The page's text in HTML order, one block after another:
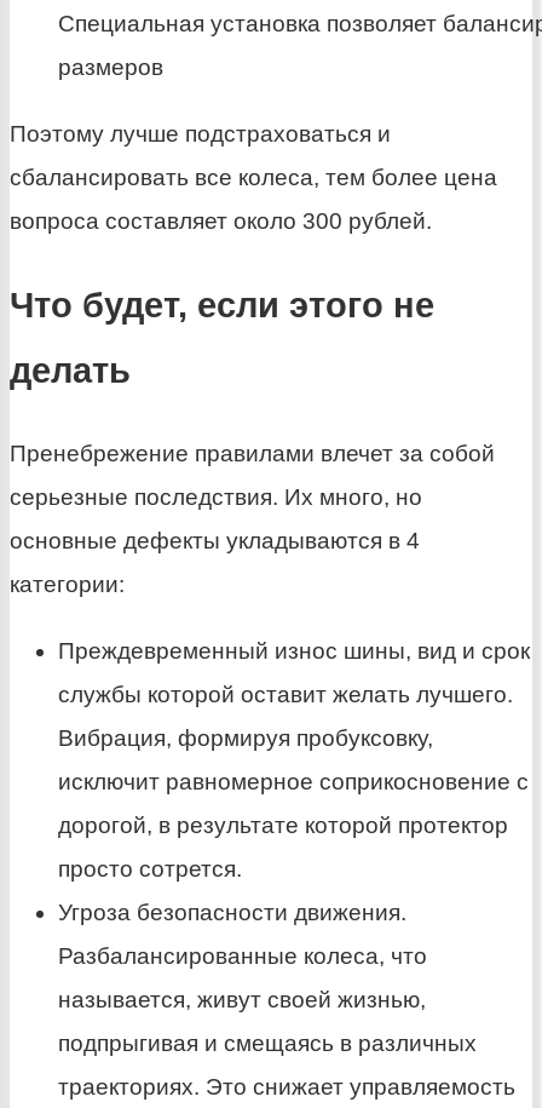
Специальная установка позволяет
размеров
Поэтому лучше подстраховаться и
сбалансировать все колеса, тем более цена
вопроса составляет около 300 рублей.
Что будет, если этого не
делать
Пренебрежение правилами влечет за собой
серьезные последствия. Их много, но
основные дефекты укладываются в 4
категории:
Преждевременный износ шины, вид и срок
службы которой оставит желать лучшего.
Вибрация, формируя пробуксовку,
исключит равномерное соприкосновение с
дорогой, в результате которой протектор
просто сотрется.
Угроза безопасности движения.
Разбалансированные колеса, что
называется, живут своей жизнью,
подпрыгивая и смещаясь в различных
траекториях. Это снижает управляемость